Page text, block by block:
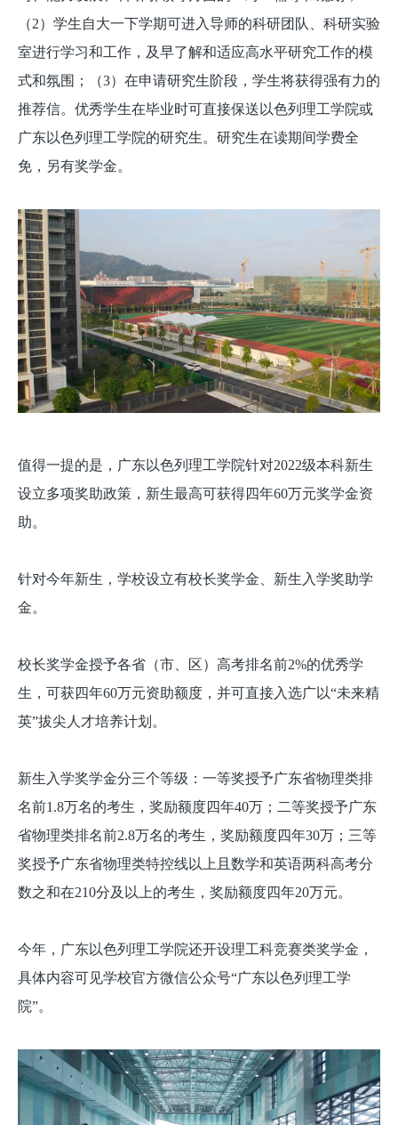
（2）学生自大一下学期可进入导师的科研团队、科研实验
室进行学习和工作，及早了解和适应高水平研究工作的模
式和氛围；（3）在申请研究生阶段，学生将获得强有力的
推荐信。优秀学生在毕业时可直接保送以色列理工学院或
广东以色列理工学院的研究生。研究生在读期间学费全
免，另有奖学金。
值得一提的是，广东以色列理工学院针对2022级本科新生
设立多项奖助政策，新生最高可获得四年60万元奖学金资
助。
针对今年新生，学校设立有校长奖学金、新生入学奖助学
金。
校长奖学金授予各省（市、区）高考排名前2%的优秀学
生，可获四年60万元资助额度，并可直接入选广以“未来精
英”拔尖人才培养计划。
新生入学奖学金分三个等级：一等奖授予广东省物理类排
名前1.8万名的考生，奖励额度四年40万；二等奖授予广东
省物理类排名前2.8万名的考生，奖励额度四年30万；三等
奖授予广东省物理类特控线以上且数学和英语两科高考分
数之和在210分及以上的考生，奖励额度四年20万元。
今年，广东以色列理工学院还开设理工科竞赛类奖学金，
具体内容可见学校官方微信公众号“广东以色列理工学
院”。